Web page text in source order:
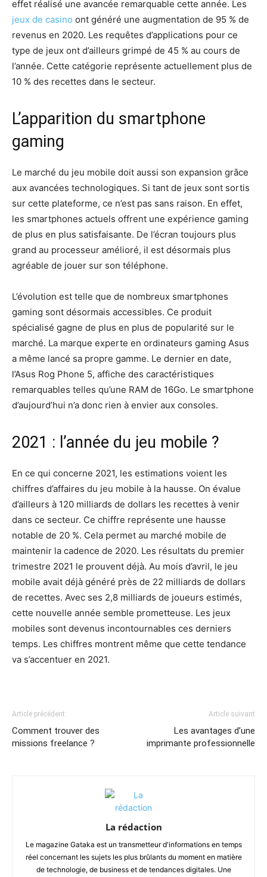
effet réalisé une avancée remarquable cette année. Les
jeux de casino ont généré une augmentation de 95 % de
revenus en 2020. Les requêtes d’applications pour ce
type de jeux ont d’ailleurs grimpé de 45 % au cours de
l’année. Cette catégorie représente actuellement plus de
10 % des recettes dans le secteur.
L’apparition du smartphone
gaming
Le marché du jeu mobile doit aussi son expansion grâce
aux avancées technologiques. Si tant de jeux sont sortis
sur cette plateforme, ce n’est pas sans raison. En effet,
les smartphones actuels offrent une expérience gaming
de plus en plus satisfaisante. De l’écran toujours plus
grand au processeur amélioré, il est désormais plus
agréable de jouer sur son téléphone.
L’évolution est telle que de nombreux smartphones
gaming sont désormais accessibles. Ce produit
spécialisé gagne de plus en plus de popularité sur le
marché. La marque experte en ordinateurs gaming Asus
a même lancé sa propre gamme. Le dernier en date,
l’Asus Rog Phone 5, affiche des caractéristiques
remarquables telles qu’une RAM de 16Go. Le smartphone
d’aujourd’hui n’a donc rien à envier aux consoles.
2021 : l’année du jeu mobile ?
En ce qui concerne 2021, les estimations voient les
chiffres d’affaires du jeu mobile à la hausse. On évalue
d’ailleurs à 120 milliards de dollars les recettes à venir
dans ce secteur. Ce chiffre représente une hausse
notable de 20 %. Cela permet au marché mobile de
maintenir la cadence de 2020. Les résultats du premier
trimestre 2021 le prouvent déjà. Au mois d’avril, le jeu
mobile avait déjà généré près de 22 milliards de dollars
de recettes. Avec ses 2,8 milliards de joueurs estimés,
cette nouvelle année semble prometteuse. Les jeux
mobiles sont devenus incontournables ces derniers
temps. Les chiffres montrent même que cette tendance
va s’accentuer en 2021.
Article précédent
Comment trouver des
missions freelance ?
Article suivant
Les avantages d’une
imprimante professionnelle
La rédaction
Le magazine Gataka est un transmetteur d'informations en temps
réel concernant les sujets les plus brûlants du moment en matière
de technologie, de business et de tendances digitales. Une